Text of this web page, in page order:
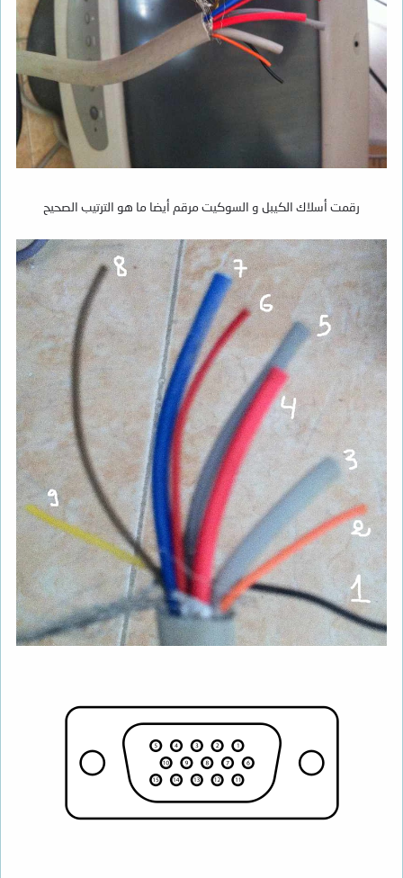
رقمت أسلاك الكيبل و السوكيت مرقم أيضا ما هو الترتيب الصحيح